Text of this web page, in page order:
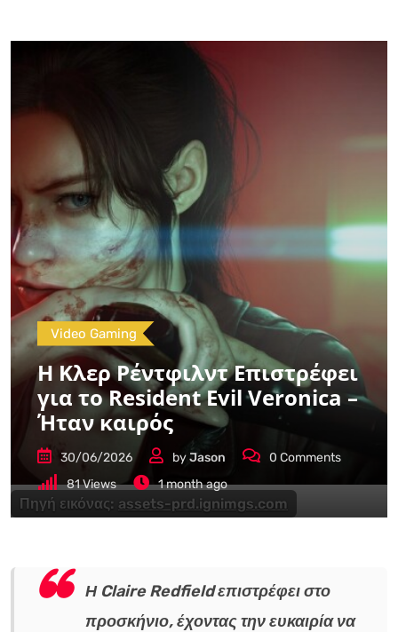
Πηγή εικόνας: assets-prd.ignimgs.com
Video Gaming
Η Κλερ Ρέντφιλντ Επιστρέφει
για το Resident Evil Veronica –
Ήταν καιρός
30/06/2026 byJason 0 Comments
81Views 1 month ago
Η Claire Redfield επιστρέφει στο
προσκήνιο, έχοντας την ευκαιρία να